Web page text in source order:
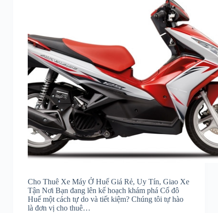
Cho Thuê Xe Máy Ở Huế Giá Rẻ, Uy Tín, Giao Xe
Tận Nơi Bạn đang lên kế hoạch khám phá Cố đô
Huế một cách tự do và tiết kiệm? Chúng tôi tự hào
là đơn vị cho thuê…